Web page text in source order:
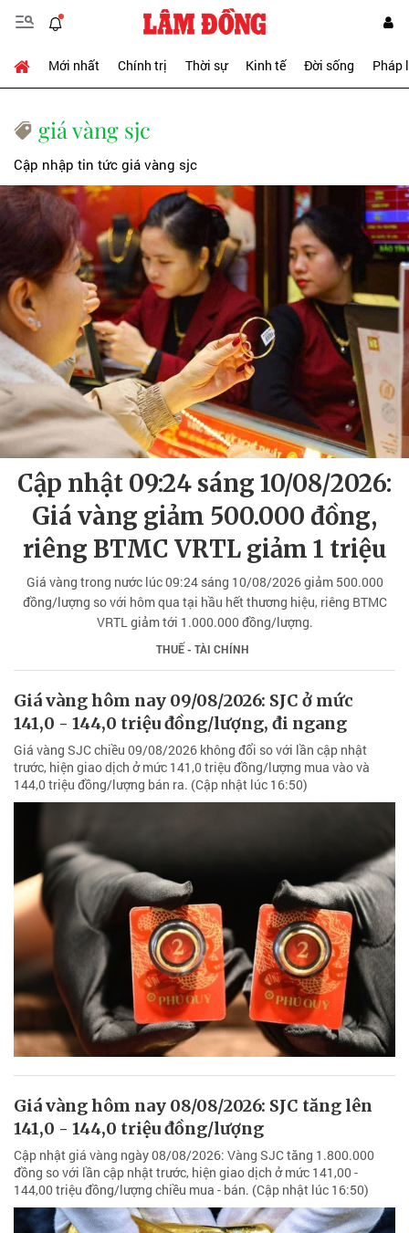
Mới nhất Chính trị Thời sự Kinh tế Đời sống Pháp
giá vàng sjc
Cập nhập tin tức giá vàng sjc
Cập nhật 09:24 sáng 10/08/2026:
Giá vàng giảm 500.000 đồng,
riêng BTMC VRTL giảm 1 triệu
Giá vàng trong nước lúc 09:24 sáng 10/08/2026 giảm 500.000
đồng/lượng so với hôm qua tại hầu hết thương hiệu, riêng BTMC
VRTL giảm tới 1.000.000 đồng/lượng.
THUẾ - TÀI CHÍNH
Giá vàng hôm nay 09/08/2026: SJC ở mức
141,0 - 144,0 triệu đồng/lượng, đi ngang
Giá vàng SJC chiều 09/08/2026 không đổi so với lần cập nhật
trước, hiện giao dịch ở mức 141,0 triệu đồng/lượng mua vào và
144,0 triệu đồng/lượng bán ra. (Cập nhật lúc 16:50)
Giá vàng hôm nay 08/08/2026: SJC tăng lên
141,0 - 144,0 triệu đồng/lượng
Cập nhật giá vàng ngày 08/08/2026: Vàng SJC tăng 1.800.000
đồng so với lần cập nhật trước, hiện giao dịch ở mức 141,00 -
144,00 triệu đồng/lượng chiều mua - bán. (Cập nhật lúc 16:50)